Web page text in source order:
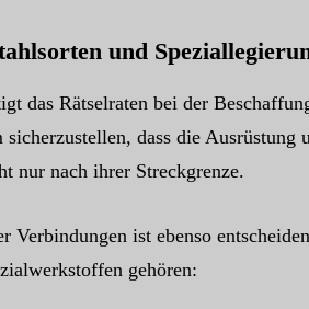
und
das Rätselraten bei der
dass die
nur nach ihrer Streckgrenze.
Verbindungen ist ebenso
gehören: